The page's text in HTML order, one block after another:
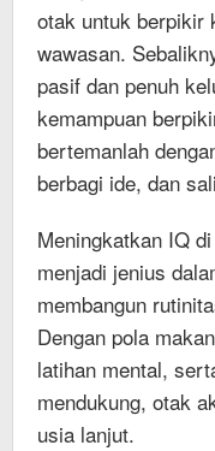
otak untuk berpikir
wawasan.
pasif dan penuh
kemampuan
bertemanlah
berbagi ide, dan
Meningkatkan IQ
menjadi jenius
membangun
Dengan pola
latihan mental,
mendukung, otak
usia lanjut.